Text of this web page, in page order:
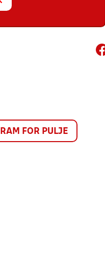
FOR PULJE